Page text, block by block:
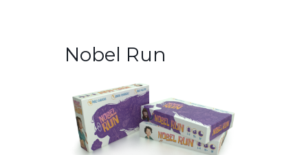
Nobel Run